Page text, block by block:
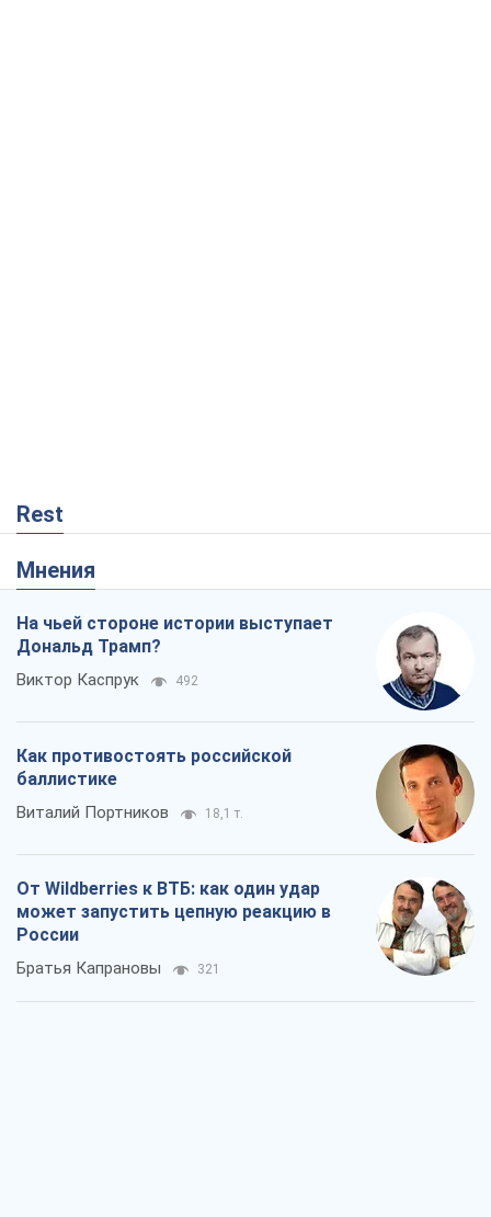
Rest
Мнения
На чьей стороне истории выступает
Дональд Трамп?
Виктор Каспрук 492
Как противостоять российской
баллистике
Виталий Портников 18,1 т.
От Wildberries к ВТБ: как один удар
может запустить цепную реакцию в
России
Братья Капрановы 321